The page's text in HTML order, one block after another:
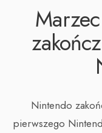
Nintendo
pierwszego